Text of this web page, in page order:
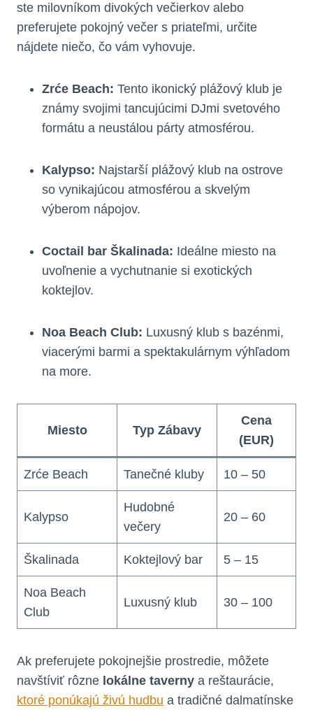
ste milovníkom divokých večierkov alebo
preferujete pokojný večer s priateľmi, určite
nájdete niečo, čo vám vyhovuje.
Zrće Beach: Tento ikonický plážový klub je
známy svojimi tancujúcimi DJmi svetového
formátu a neustálou párty atmosférou.
Kalypso: Najstarší plážový klub na ostrove
so vynikajúcou atmosférou a skvelým
výberom nápojov.
Coctail bar Škalinada: Ideálne miesto na
uvoľnenie a vychutnanie si exotických
koktejlov.
Noa Beach Club: Luxusný klub s bazénmi,
viacerými barmi a spektakulárnym výhľadom
na more.
Miesto Typ Zábavy
Cena
(EUR)
Zrće Beach Tanečné kluby 10 – 50
Kalypso
Hudobné
večery
20 – 60
Škalinada Koktejlový bar 5 – 15
Noa Beach
Club
Luxusný klub 30 – 100
Ak preferujete pokojnejšie prostredie, môžete
navštíviť rôzne lokálne taverny a reštaurácie,
ktoré ponúkajú živú hudbu a tradičné dalmatínske